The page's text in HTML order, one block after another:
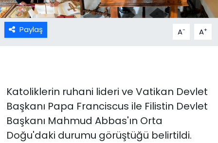
Paylaş A- A+
Katoliklerin ruhani lideri ve Vatikan Devlet
Başkanı Papa Franciscus ile Filistin Devlet
Başkanı Mahmud Abbas'ın Orta
Doğu'daki durumu görüştüğü belirtildi.